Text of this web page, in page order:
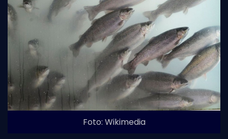
Foto: Wikimedia